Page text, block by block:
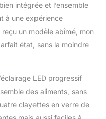
intégrée et l’ensemble
à une expérience
un modèle abîmé, mon
état, sans la moindre
LED progressif
des aliments, sans
clayettes en verre de